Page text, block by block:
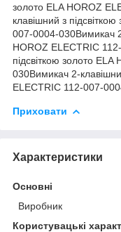
золото ELA HOROZ
клавішний з
007-0004-030Вимикач
HOROZ ELECTRIC
підсвіткою золото
030Вимикач 2-
ELECTRIC 112-007-
Приховати
Характеристики
Основні
Виробник
Користувацькі